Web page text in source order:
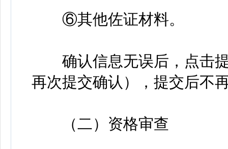
⑥其他佐证材料。
确认信息无误后，点击提
再次提交确认），提交后不
（二）资格审查